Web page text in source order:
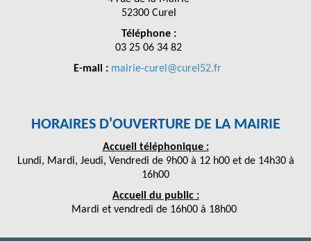
52300 Curel
Téléphone :
03 25 06 34 82
E-mail : mairie-curel@curel52.fr
HORAIRES D'OUVERTURE DE LA MAIRIE
Accueil téléphonique :
Lundi, Mardi, Jeudi, Vendredi de 9h00 à 12 h00 et de 14h30 à
16h00
Accueil du public :
Mardi et vendredi de 16h00 à 18h00